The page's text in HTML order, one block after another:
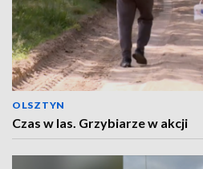
OLSZTYN
Czas w las. Grzybiarze w akcji